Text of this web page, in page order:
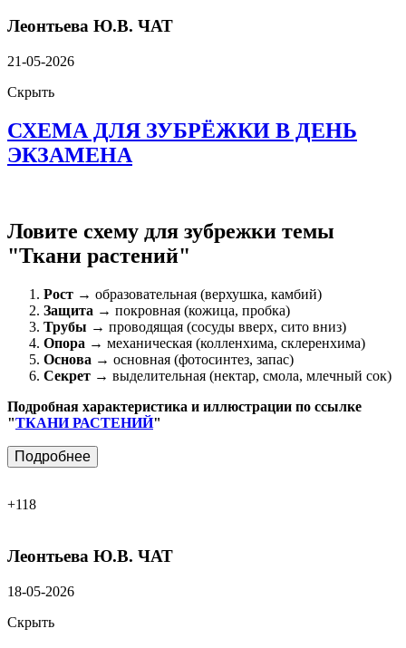
Леонтьева Ю.В. ЧАТ
21-05-2026
Скрыть
СХЕМА ДЛЯ ЗУБРЁЖКИ В ДЕНЬ
ЭКЗАМЕНА
Ловите схему для зубрежки темы
"Ткани растений"
Рост → образовательная (верхушка, камбий)
Защита → покровная (кожица, пробка)
Трубы → проводящая (сосуды вверх, сито вниз)
Опора → механическая (колленхима, склеренхима)
Основа → основная (фотосинтез, запас)
Секрет → выделительная (нектар, смола, млечный сок)
Подробная характеристика и иллюстрации по ссылке
"ТКАНИ РАСТЕНИЙ"
Подробнее
+118
Леонтьева Ю.В. ЧАТ
18-05-2026
Скрыть